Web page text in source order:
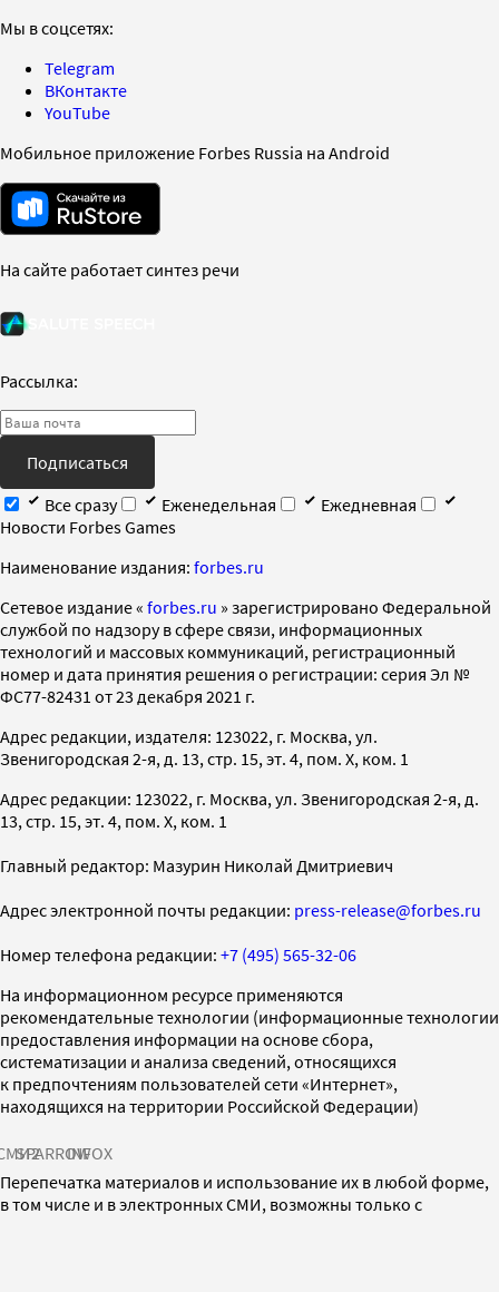
Мы в соцсетях:
Telegram
ВКонтакте
YouTube
Мобильное приложение Forbes Russia на Android
На сайте работает синтез речи
Рассылка:
Подписаться
Все сразу
Еженедельная
Ежедневная
Новости Forbes Games
Наименование издания: forbes.ru
Cетевое издание « forbes.ru » зарегистрировано Федеральной
службой по надзору в сфере связи, информационных
технологий и массовых коммуникаций, регистрационный
номер и дата принятия решения о регистрации: серия Эл №
ФС77-82431 от 23 декабря 2021 г.
Адрес редакции, издателя: 123022, г. Москва, ул.
Звенигородская 2-я, д. 13, стр. 15, эт. 4, пом. X, ком. 1
Адрес редакции: 123022, г. Москва, ул. Звенигородская 2-я, д.
13, стр. 15, эт. 4, пом. X, ком. 1
Главный редактор: Мазурин Николай Дмитриевич
Адрес электронной почты редакции: press-release@forbes.ru
Номер телефона редакции: +7 (495) 565-32-06
На информационном ресурсе применяются
рекомендательные технологии (информационные технологии
предоставления информации на основе сбора,
систематизации и анализа сведений, относящихся
к предпочтениям пользователей сети «Интернет»,
находящихся на территории Российской Федерации)
SPARROWINFOX
Перепечатка материалов и использование их в любой форме,
в том числе и в электронных СМИ, возможны только с